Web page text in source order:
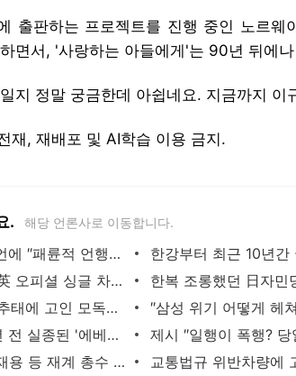
출판하는 프로젝트를 진행 중인 노르웨
면서, '사랑하는 아들에게'는 90년 뒤에
지 정말 궁금한데 아쉽네요. 지금까지 이
, 재배포 및 AI학습 이용 금지.
. 해당 언론사로 이동합니다.
한동훈, 野'혈세낭비' 발언에 ″패륜적 언행…투표로 보여달라″
방탄소년단 지민 ‘Who’, 英 오피셜 싱글 차트 8주 만에 ‘톱 40’ 재진입
국민의힘 ″민주당, 만취 추태에 고인 모독까지…국민께 사과해야″
등산 역사 바뀌나…100년 전 실종된 '에베레스트' 산악인 유해 발견
최태원 차녀 결혼식…이재용 등 재계 총수 총출동할 듯